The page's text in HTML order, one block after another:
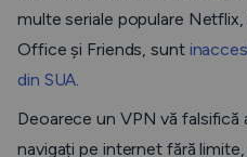
multe seriale populare
Officeși Friends,sunt
din SUA.
Deoarece un VPN vă falsifică
navigați pe internet fără